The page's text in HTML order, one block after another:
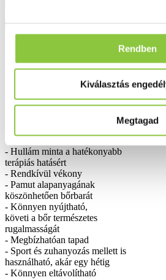
Rendben
Kiválasztás
Megtagad
Szállítási információk
- Hullám minta a hatékonyabb
terápiás hatásért
- Rendkívül vékony
- Pamut alapanyagának
köszönhetően bőrbarát
- Könnyen nyújtható,
követi a bőr természetes
rugalmasságát
- Megbízhatóan tapad
- Sport és zuhanyozás mellett is
használható, akár egy hétig
- Könnyen eltávolítható